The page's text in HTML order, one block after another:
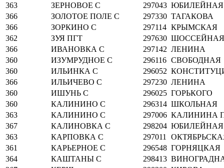
363
ЗЕРНОВОЕ С 297043 ЮБИЛЕЙНАЯ
366
ЗОЛОТОЕ ПОЛЕ С 297330 ТАГАКОВА
366
ЗОРКИНО С 297114 КРЫМСКАЯ
362
ЗУЯ ПГТ 297630 ШОССЕЙНАЯ
366
ИВАНОВКА С 297142 ЛЕНИНА
360
ИЗУМРУДНОЕ С 296116 СВОБОДНАЯ
360
ИЛЬИНКА С 296052
366
ИЛЬИЧЕВО С 297230 ЛЕНИНА
360
ИШУНЬ С 296025 ГОРЬКОГО
360
КАЛИНИНО С 296314 ШКОЛЬНАЯ
363
КАЛИНИНО С 297006 КАЛИНИНА
367
КАЛИНОВКА С 298204 ЮБИЛЕЙНАЯ
363
КАРПОВКА С 297011
361
КАРЬЕРНОЕ С 296548 ГОРНЯЦКАЯ
364
КАШТАНЫ С 298413